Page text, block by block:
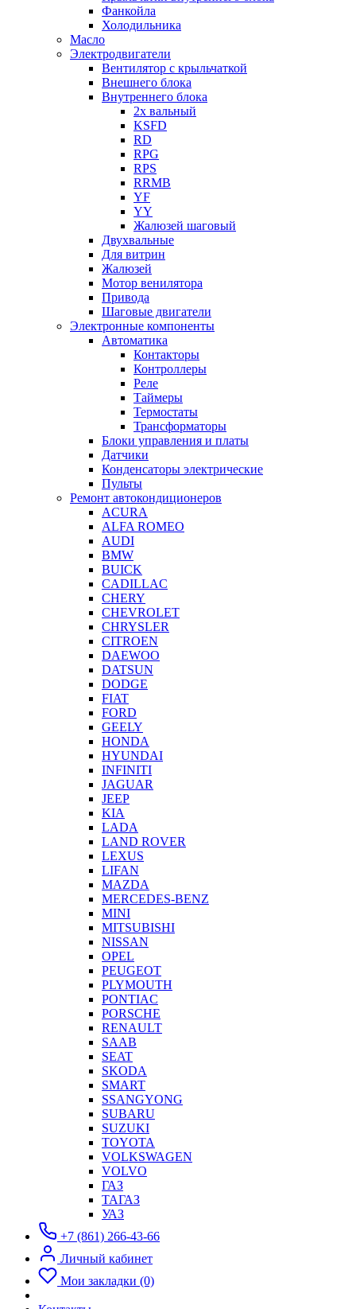
Фанкойла
Холодильника
Масло
Электродвигатели
Вентилятор с крыльчаткой
Внешнего блока
Внутреннего блока
2х вальный
KSFD
RD
RPG
RPS
RRMB
YF
YY
Жалюзей шаговый
Двухвальные
Для витрин
Жалюзей
Мотор венилятора
Привода
Шаговые двигатели
Электронные компоненты
Автоматика
Контакторы
Контроллеры
Реле
Таймеры
Термостаты
Трансформаторы
Блоки управления и платы
Датчики
Конденсаторы электрические
Пульты
Ремонт автокондиционеров
ACURA
ALFA ROMEO
AUDI
BMW
BUICK
CADILLAC
CHERY
CHEVROLET
CHRYSLER
CITROEN
DAEWOO
DATSUN
DODGE
FIAT
FORD
GEELY
HONDA
HYUNDAI
INFINITI
JAGUAR
JEEP
KIA
LADA
LAND ROVER
LEXUS
LIFAN
MAZDA
MERCEDES-BENZ
MINI
MITSUBISHI
NISSAN
OPEL
PEUGEOT
PLYMOUTH
PONTIAC
PORSCHE
RENAULT
SAAB
SEAT
SKODA
SMART
SSANGYONG
SUBARU
SUZUKI
TOYOTA
VOLKSWAGEN
VOLVO
ГАЗ
ТАГАЗ
УАЗ
+7 (861) 266-43-66
Личный кабинет
Мои закладки (0)